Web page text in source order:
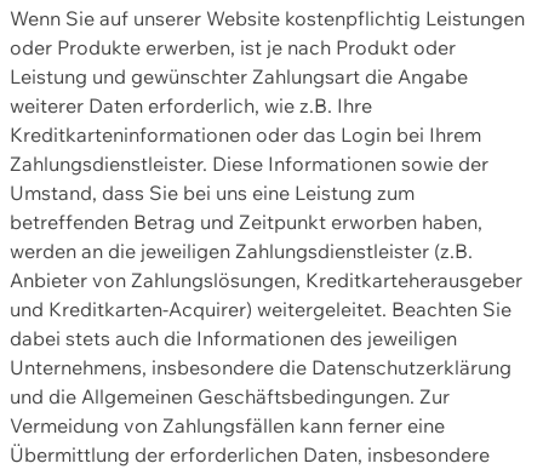
Wenn Sie auf unserer Website kostenpflichtig Leistungen
oder Produkte erwerben, ist je nach Produkt oder
Leistung und gewünschter Zahlungsart die Angabe
weiterer Daten erforderlich, wie z.B. Ihre
Kreditkarteninformationen oder das Login bei Ihrem
Zahlungsdienstleister. Diese Informationen sowie der
Umstand, dass Sie bei uns eine Leistung zum
betreffenden Betrag und Zeitpunkt erworben haben,
werden an die jeweiligen Zahlungsdienstleister (z.B.
Anbieter von Zahlungslösungen, Kreditkarteherausgeber
und Kreditkarten-Acquirer) weitergeleitet. Beachten Sie
dabei stets auch die Informationen des jeweiligen
Unternehmens, insbesondere die Datenschutzerklärung
und die Allgemeinen Geschäftsbedingungen. Zur
Vermeidung von Zahlungsfällen kann ferner eine
Übermittlung der erforderlichen Daten, insbesondere